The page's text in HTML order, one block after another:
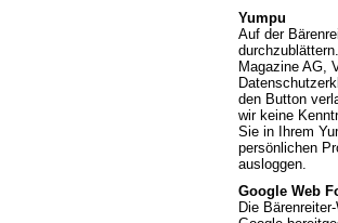
Yumpu
Auf der
Magazine AG,
den Button
wir keine
Sie in Ihrem
persönlichen
ausloggen.
Google Web
Die